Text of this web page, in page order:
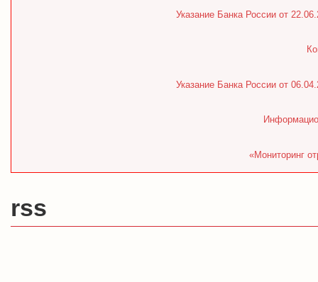
Указание Банка России от
Указание Банка России от
«Мониторинг
rss